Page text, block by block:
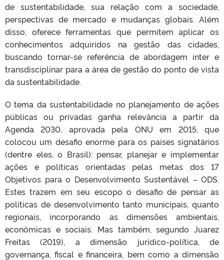
de sustentabilidade, sua relação com a sociedade,
perspectivas de mercado e mudanças globais. Além
disso, oferece ferramentas que permitem aplicar os
conhecimentos adquiridos na gestão das cidades,
buscando tornar-se referência de abordagem inter e
transdisciplinar para a área de gestão do ponto de vista
da sustentabilidade.
O tema da sustentabilidade no planejamento de ações
públicas ou privadas ganha relevância a partir da
Agenda 2030, aprovada pela ONU em 2015, que
colocou um desafio enorme para os países signatários
(dentre eles, o Brasil): pensar, planejar e implementar
ações e políticas orientadas pelas metas dos 17
Objetivos para o Desenvolvimento Sustentável – ODS.
Estes trazem em seu escopo o desafio de pensar as
políticas de desenvolvimento tanto municipais, quanto
regionais, incorporando as dimensões ambientais,
econômicas e sociais. Mas também, segundo Juarez
Freitas (2019), a dimensão jurídico-política, de
governança, fiscal e financeira, bem como a dimensão